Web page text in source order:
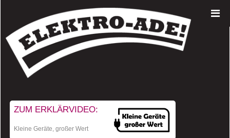
ZUM ERKLÄRVIDEO:
Kleine Geräte, großer Wert